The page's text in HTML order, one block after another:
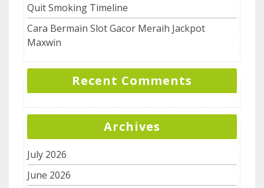
Quit Smoking Timeline
Cara Bermain Slot Gacor Meraih Jackpot
Maxwin
Recent Comments
Archives
July 2026
June 2026